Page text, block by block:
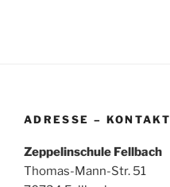
ADRESSE – KONTAKT
Zeppelinschule Fellbach
Thomas-Mann-Str. 51